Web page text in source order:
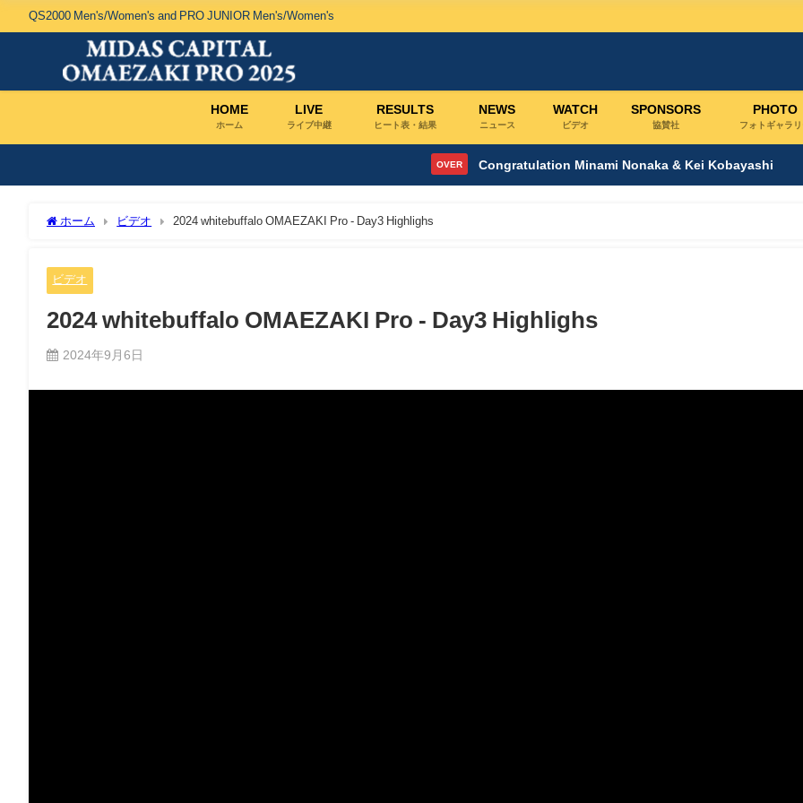
QS2000 Men's/Women's and PRO JUNIOR Men's/Women's
HOME
ホーム
LIVE
ライブ中継
RESULTS
ヒート表・結果
NEWS
ニュース
WATCH
ビデオ
SPONSORS
協賛社
PHOTO
フォトギャラ
OVER Congratulation Minami Nonaka & Kei Kobayashi
ホーム ビデオ 2024 whitebuffalo OMAEZAKI Pro - Day3 Highlighs
ビデオ
2024 whitebuffalo OMAEZAKI Pro - Day3 Highlighs
2024年9月6日